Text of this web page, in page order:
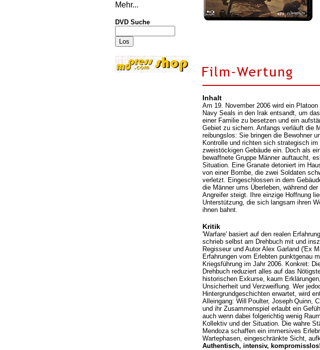
Mehr...
DVD Suche
Inhalt
Am 19. November 2006 wird ein Platoon
Navy Seals in den Irak entsandt, um
einer Familie zu besetzen und ein
Gebiet zu sichern. Anfangs verläuft die
reibungslos: Sie bringen die Bewohner
Kontrolle und richten sich strategisch im
zweistöckigen Gebäude ein. Doch als
bewaffnete Gruppe Männer auftaucht,
Situation. Eine Granate detoniert im
von einer Bombe, die zwei Soldaten
verletzt. Eingeschlossen in dem
die Männer ums Überleben, während
Angreifer steigt. Ihre einzige Hoffnung
Unterstützung, die sich langsam ihren
ihnen bahnt.
Kritik
'Warfare' basiert auf den realen
schrieb selbst am Drehbuch mit und
Regisseur und Autor Alex Garland ('Ex
Erfahrungen vom Erlebten punktgenau
Kriegsführung im Jahr 2006. Konkret:
Drehbuch reduziert alles auf das
historischen Exkurse, kaum
Unsicherheit und Verzweiflung. Wer
Hintergrundgeschichten erwartet, wird
Alleingang: Will Poulter, Joseph Quinn,
und ihr Zusammenspiel erlaubt ein
auch wenn dabei folgerichtig wenig
Kollektiv und der Situation. Die wahre
Mendoza schaffen ein immersives
Wartephasen, eingeschränkte Sicht,
Authentisch, intensiv,